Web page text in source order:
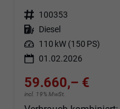
Fahrzeugnr. 100353
Kraftstoff Diesel
Leistung 110 kW (150 PS)
01.02.2026
59.660,– €
incl. 19% MwSt.